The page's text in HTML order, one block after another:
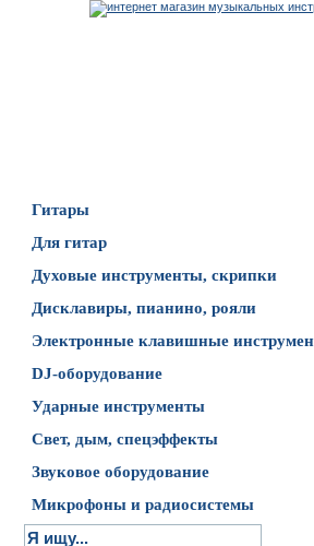
Гитары
Для гитар
Духовые инструменты, скрипки
Дисклавиры, пианино, рояли
Электронные клавишные
DJ-оборудование
Ударные инструменты
Свет, дым, спецэффекты
Звуковое оборудование
Микрофоны и радиосистемы